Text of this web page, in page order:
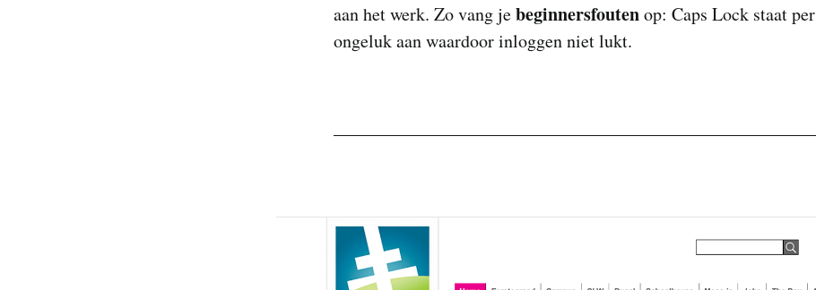
aan het werk. Zo vang jebeginnersfoutenop: Caps Lock staat per
ongeluk aan waardoor inloggen niet lukt.